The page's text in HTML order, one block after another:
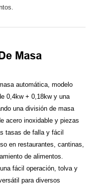
Masa
automática, modelo
0,4kw + 0,18kw y una
una división de masa
acero inoxidable y piezas
tasas de falla y fácil
en restaurantes, cantinas,
de alimentos.
fácil operación, tolva y
para diversos